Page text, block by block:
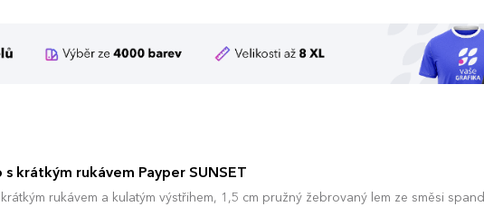
s krátkým rukávem Payper SUNSET
rukávem a kulatým výstřihem, 1,5 cm pružný žebrovaný lem ze směsi